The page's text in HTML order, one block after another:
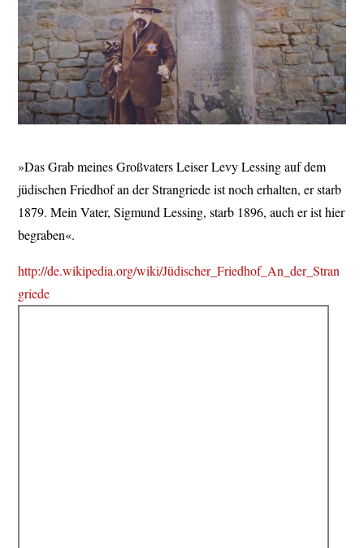
»Das Grab meines Großvaters Leiser Levy Lessing auf dem
jüdischen Friedhof an der Strangriede ist noch erhalten, er starb
1879. Mein Vater, Sigmund Lessing, starb 1896, auch er ist hier
begraben«.
http://de.wikipedia.org/wiki/Jüdischer_Friedhof_An_der_Stran
griede